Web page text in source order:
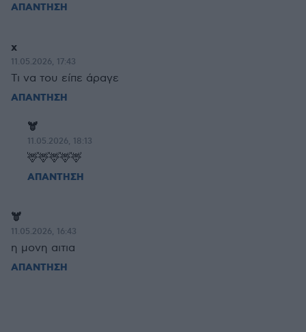
ΑΠΑΝΤΗΣΗ
x
11.05.2026, 17:43
Τι να του είπε άραγε
ΑΠΑΝΤΗΣΗ
🫎
11.05.2026, 18:13
🦌🦌🦌🦌🦌
ΑΠΑΝΤΗΣΗ
🫎
11.05.2026, 16:43
η μονη αιτια
ΑΠΑΝΤΗΣΗ